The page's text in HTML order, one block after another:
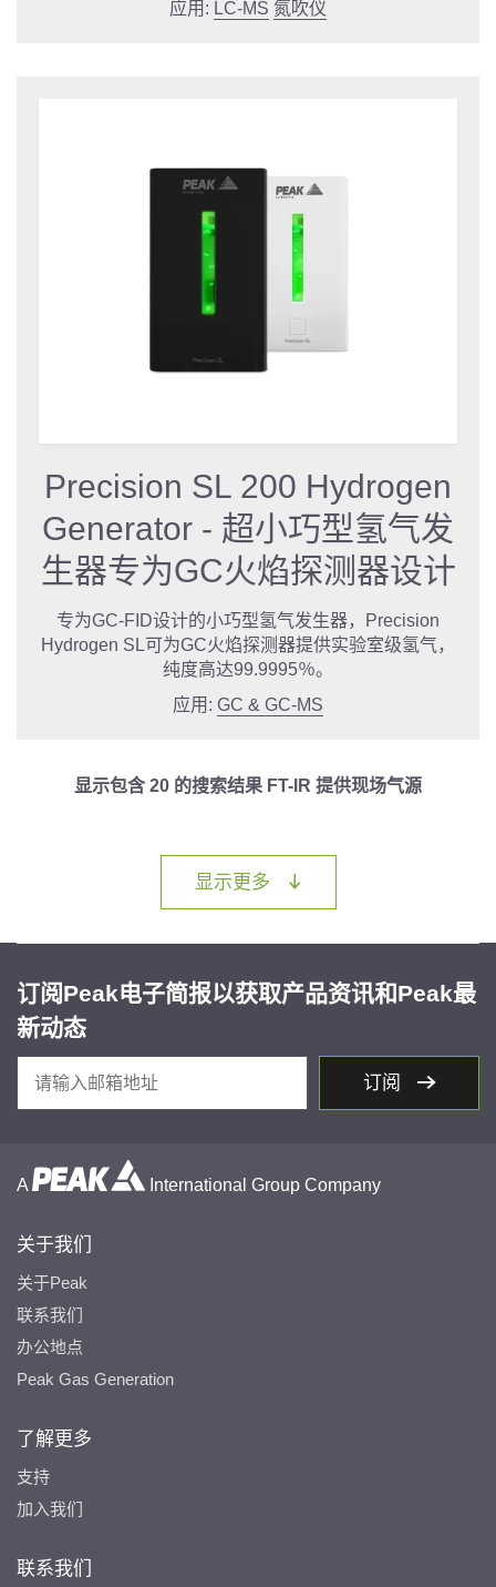
应用: LC-MS 氮吹仪
Precision SL 200 Hydrogen
Generator - 超小巧型氢气发
生器专为GC火焰探测器设计
专为GC-FID设计的小巧型氢气发生器，Precision
Hydrogen SL可为GC火焰探测器提供实验室级氢气，
纯度高达99.9995％。
应用: GC & GC-MS
显示包含20 的搜索结果 FT-IR 提供现场气源
显示更多 LOADING...
订阅Peak电子简报以获取产品资讯和Peak最
新动态
订阅
A International Group Company
关于我们
关于Peak
联系我们
办公地点
Peak Gas Generation
了解更多
支持
加入我们
联系我们